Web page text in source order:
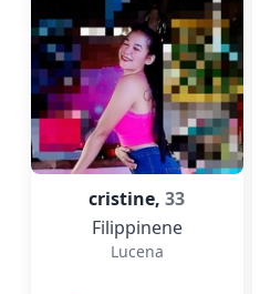
cristine,33
Filippinene
Lucena